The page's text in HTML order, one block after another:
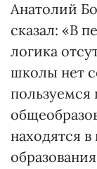
Анатолий
сказал: «В
логика
школы нет
находятся